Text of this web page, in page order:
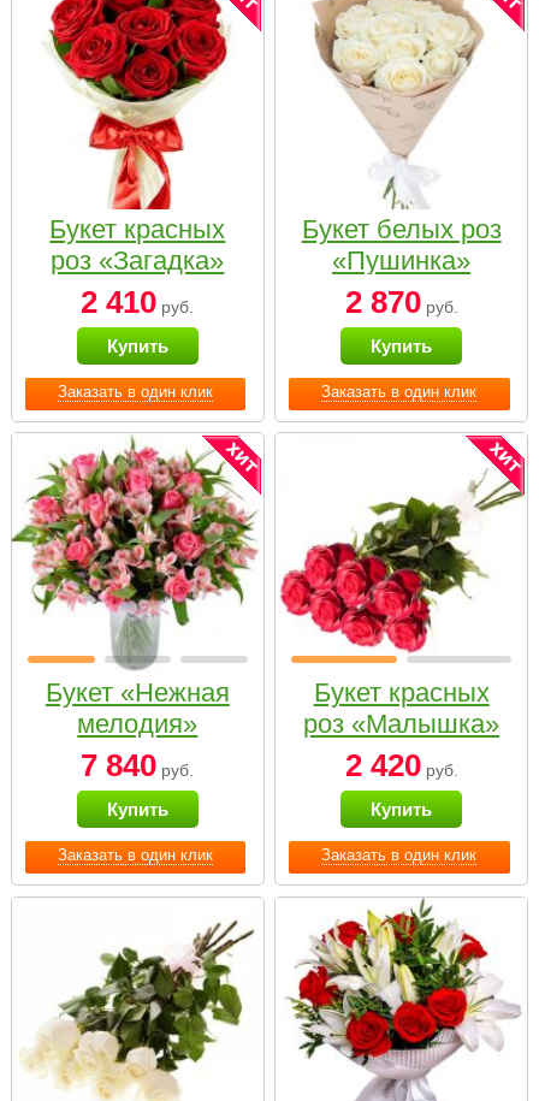
Заказать в один клик
Букет красных
роз «Загадка»
2 410 руб.
Купить
Заказать в один клик
Букет белых роз
«Пушинка»
2 870руб.
Купить
Заказать в один клик
Букет «Нежная
мелодия»
7 840 руб.
Купить
Заказать в один клик
Букет красных
роз «Малышка»
2 420руб.
Купить